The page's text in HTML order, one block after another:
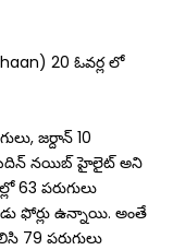
20 ఓవర్ల లో
జర్దాన్ 10
నయిబ్ హైలైట్ అని
63 పరుగులు
ఫోర్లు ఉన్నాయి. అంతే
79 పరుగులు